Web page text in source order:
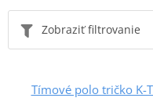
Zobraziť filtrovanie
Tímové polo tričko K-